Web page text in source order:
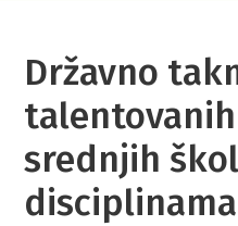
Državno
srednjih
disciplinama